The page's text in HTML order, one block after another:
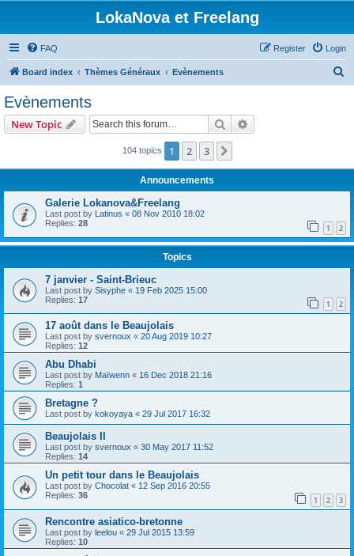
LokaNova et Freelang
FAQ Login
Register
Board index Thèmes Généraux Evènements
Evènements
New Topic Search
104 topics 1 2 3
Announcements
Galerie Lokanova&Freelang
Last post by Latinus « 08 Nov 2010 18:02
Replies: 28 1 2
Topics
7 janvier - Saint-Brieuc
Last post by Sisyphe « 19 Feb 2025 15:00
Replies: 17 1 2
17 août dans le Beaujolais
Last post by svernoux « 20 Aug 2019 10:27
Replies: 12
Abu Dhabi
Last post by Maïwenn « 16 Dec 2018 21:16
Replies: 1
Bretagne ?
Last post by kokoyaya « 29 Jul 2017 16:32
Beaujolais II
Last post by svernoux « 30 May 2017 11:52
Replies: 14
Un petit tour dans le Beaujolais
Last post by Chocolat « 12 Sep 2016 20:55
Replies: 36 1 2 3
Rencontre asiatico-bretonne
Last post by leelou « 29 Jul 2015 13:59
Replies: 10